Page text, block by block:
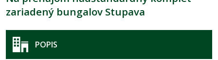
zariadený bungalov Stupava
POPIS